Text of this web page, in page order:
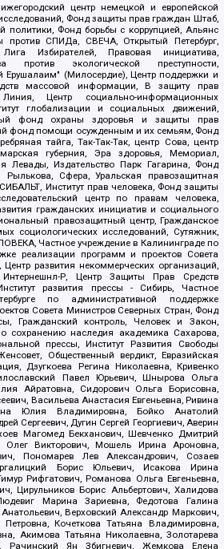
центр немецкой и европейской
Фонд защиты прав граждан Штаб,
политики, Фонд борьбы с коррупцией, Альянс
СПИДа, СВЕЧА, Открытый Петербург,
Лига Избирателей, Правовая инициатива,
против экологической преступности,
Ерушалаим" (Милосердие), Центр поддержки и
массовой информации, В защиту прав
Центр социально-информационных
глобализации и социальных движений,
фонд охраны здоровья и защиты прав
фонд помощи осужденным и их семьям, Фонд
тайга, Так-Так-Так, центр Сова, центр
губерния, Эра здоровья, Мемориал,
Левады, Издательство Парк Гагарина, Фонд
Сфера, Уральская правозащитная
Институт прав человека, Фонд защиты
центр по правам человека,
гражданских инициатив и социального
правозащитный центр, Гражданское
социологических исследований, Сутяжник,
Частное учреждение в Калининграде по
реализации программ и проектов Совета
развития некоммерческих организаций,
Интернешнл-Р, Центр Защиты Прав Средств
развития прессы - Сибирь, Частное
по административной поддержке
Совета Министров Северных Стран, Фонд
Гражданский контроль, Человек и Закон,
сохранению наследия академика Сахарова,
прессы, Институт Развития Свободы
Общественный вердикт, Евразийская
Дзугкоева Регина Николаевна, Кривенко
Павел Юрьевич, Шнырова Ольга
Айратовна, Сидорович Ольга Борисовна,
Васильева Анастасия Евгеньевна, Ривина
Юлия Владимировна, Бойко Анатолий
Сергеевич, Дугин Сергей Георгиевич, Аверин
Магомед Бекханович, Шевченко Дмитрий
Олег Викторович, Мошель Ирина Ароновна,
Пономарев Лев Александрович, Созаев
Борис Юльевич, Исакова Ирина
Рифгатович, Романова Ольга Евгеньевна,
Цирульников Борис Альбертович, Халидова
Марина Зариевна, Федотова Галина
Верховский Александр Маркович,
Кочеткова Татьяна Владимировна,
Акимова Татьяна Николаевна, Золотарева
Рачинский Ян Збигневич, Жемкова Елена